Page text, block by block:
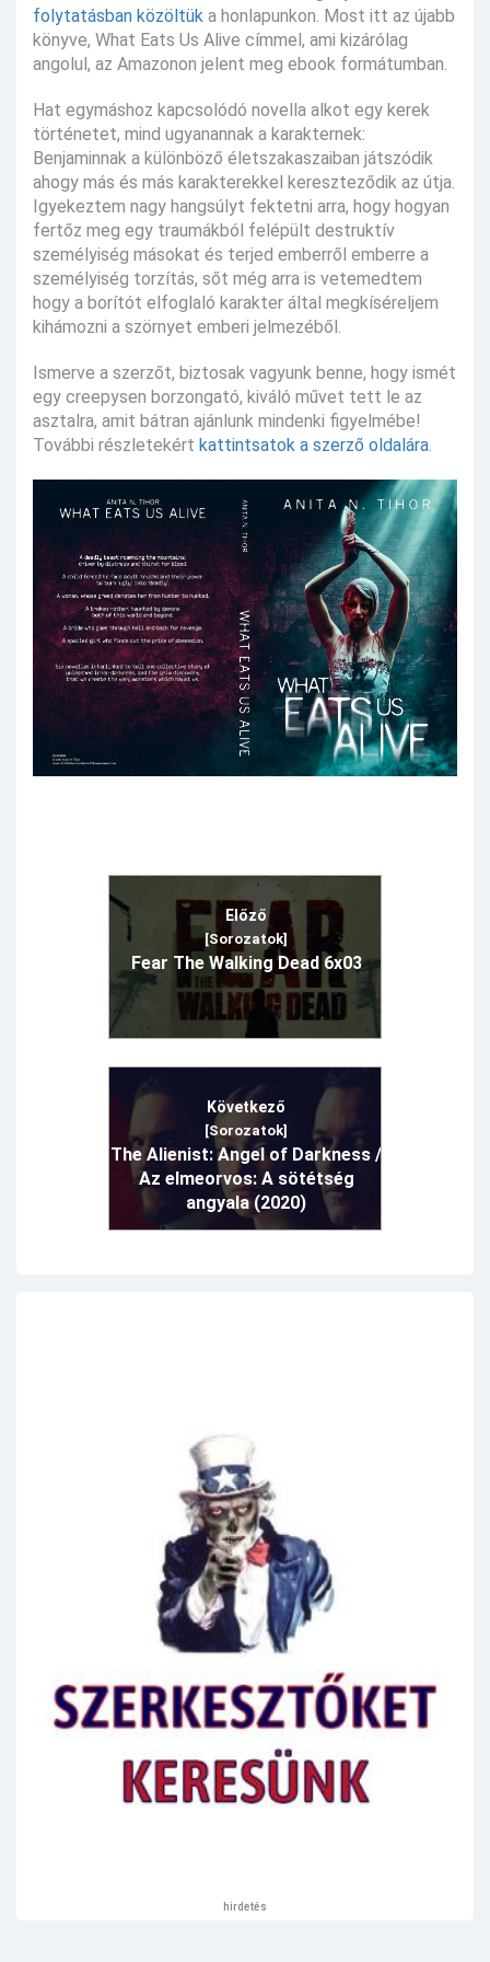
folytatásban közöltük a honlapunkon. Most itt az újabb
könyve, What Eats Us Alive címmel, ami kizárólag
angolul, az Amazonon jelent meg ebook formátumban.
Hat egymáshoz kapcsolódó novella alkot egy kerek
történetet, mind ugyanannak a karakternek:
Benjaminnak a különböző életszakaszaiban játszódik
ahogy más és más karakterekkel kereszteződik az útja.
Igyekeztem nagy hangsúlyt fektetni arra, hogy hogyan
fertőz meg egy traumákból felépült destruktív
személyiség másokat és terjed emberről emberre a
személyiség torzítás, sőt még arra is vetemedtem
hogy a borítót elfoglaló karakter által megkíséreljem
kihámozni a szörnyet emberi jelmezéből.
Ismerve a szerzőt, biztosak vagyunk benne, hogy ismét
egy creepysen borzongató, kiváló művet tett le az
asztalra, amit bátran ajánlunk mindenki figyelmébe!
További részletekért kattintsatok a szerző oldalára
Előző
[Sorozatok]
Fear The Walking Dead 6x03
Következő
[Sorozatok]
The Alienist: Angel of Darkness /
Az elmeorvos: A sötétség
angyala (2020)
hirdetés